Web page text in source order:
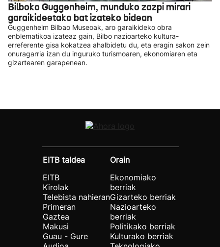
Bilboko Guggenheim, munduko zazpi mirari
garaikideetako bat izateko bidean
Guggenheim Bilbao Museoak, aro garaikideko obra
enblematikoa izateaz gain, Bilbo nazioarteko kultura-
erreferente gisa kokatzea ahalbidetu du, eta eragin sakon zein
onuragarria izan du inguruko turismoaren, ekonomiaren eta
gizartearen garapenean.
EITB taldea
EITB
Kirolak
Telebista nahieran
Primeran
Gaztea
Makusi
Guau - Gure
Orain
Ekonomiako
berriak
Gizarteko berriak
Nazioarteko
berriak
Politikako berriak
Kulturako berriak